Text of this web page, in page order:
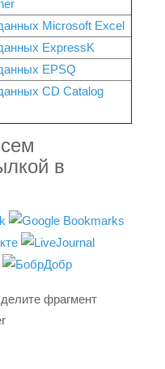
Microsoft Excel
ExpressK
EPSQ
CD Catalog
в
фрагмент